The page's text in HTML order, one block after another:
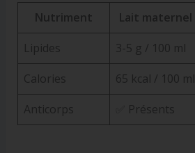
Nutriment Lait maternel
Lipides
3-5 g / 100 ml
Calories
65 kcal / 100 ml
Anticorps
✅ Présents